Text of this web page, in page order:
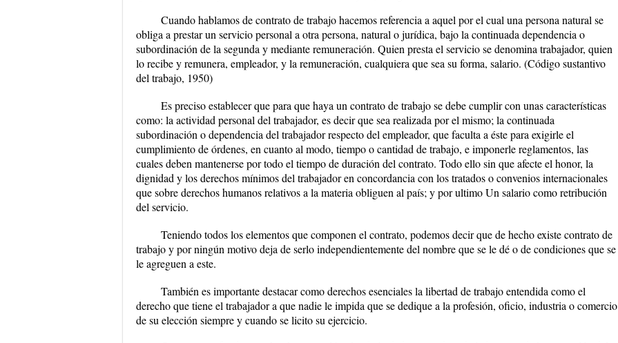
Cuando hablamos de contrato de trabajo hacemos referencia a aquel por el cual una persona natural se
obliga a prestar un servicio personal a otra persona, natural o jurídica, bajo la continuada dependencia o
subordinación de la segunda y mediante remuneración. Quien presta el servicio se denomina trabajador, quien
lo recibe y remunera, empleador, y la remuneración, cualquiera que sea su forma, salario. (Código sustantivo
del trabajo, 1950)
Es preciso establecer que para que haya un contrato de trabajo se debe cumplir con unas características
como: la actividad personal del trabajador, es decir que sea realizada por el mismo; la continuada
subordinación o dependencia del trabajador respecto del empleador, que faculta a éste para exigirle el
cumplimiento de órdenes, en cuanto al modo, tiempo o cantidad de trabajo, e imponerle reglamentos, las
cuales deben mantenerse por todo el tiempo de duración del contrato. Todo ello sin que afecte el honor, la
dignidad y los derechos mínimos del trabajador en concordancia con los tratados o convenios internacionales
que sobre derechos humanos relativos a la materia obliguen al país; y por ultimo Un salario como retribución
del servicio.
Teniendo todos los elementos que componen el contrato, podemos decir que de hecho existe contrato de
trabajo y por ningún motivo deja de serlo independientemente del nombre que se le dé o de condiciones que se
le agreguen a este.
También es importante destacar como derechos esenciales la libertad de trabajo entendida como el
derecho que tiene el trabajador a que nadie le impida que se dedique a la profesión, oficio, industria o comercio
de su elección siempre y cuando se licito su ejercicio.